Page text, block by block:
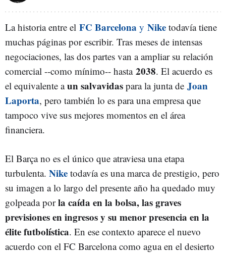
La historia entre el FC Barcelona y Nike todavía tiene
muchas páginas por escribir. Tras meses de intensas
negociaciones, las dos partes van a ampliar su relación
comercial --como mínimo-- hasta 2038. El acuerdo es
el equivalente aun salvavidas para la junta de Joan
Laporta, pero también lo es para una empresa que
tampoco vive sus mejores momentos en el área
financiera.
El Barça no es el único que atraviesa una etapa
turbulenta. Nike todavía es una marca de prestigio, pero
su imagen a lo largo del presente año ha quedado muy
golpeada porla caída en la bolsa, las graves
previsiones en ingresos y su menor presencia en la
élite futbolística. En ese contexto aparece el nuevo
acuerdo con el FC Barcelona como agua en el desierto